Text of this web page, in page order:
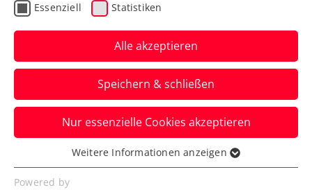
Erste Bank Open:
Rodionov startet gegen
Munar in die Qualifikation
Am Samstag zu Mittag wird beim ATP-
500-Turnier in Wien dann auch der
Hauptbewerb ausgelost.
Verfasst von: Presseaussendung / Redaktion, 18.10.2024
Essenziell Statistiken
Alle akzeptieren
Speichern & schließen
Nur essenzielle Cookies akzeptieren
Essenziell
Essenzielle Cookies werden für grundlegende
Weitere Informationen anzeigen
Powered by